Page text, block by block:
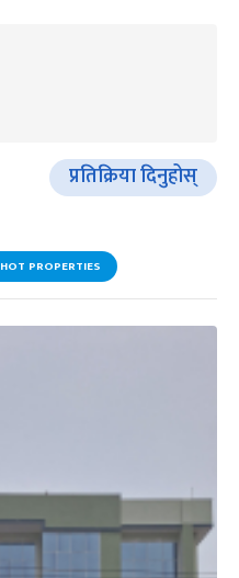
प्रतिक्रिया दिनुहोस्
HOT PROPERTIES